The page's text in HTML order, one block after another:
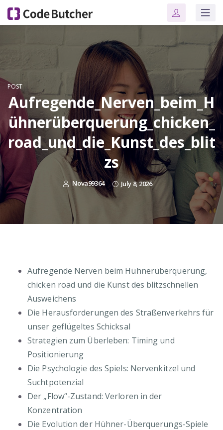
POST
Aufregende_Nerven_beim_H
ühnerüberquerung_chicken_
road_und_die_Kunst_des_blit
zs
Nova99364 July 8, 2026
Aufregende Nerven beim Hühnerüberquerung,
chicken road und die Kunst des blitzschnellen
Ausweichens
Die Herausforderungen des Straßenverkehrs für
unser geflügeltes Schicksal
Strategien zum Überleben: Timing und
Positionierung
Die Psychologie des Spiels: Nervenkitzel und
Suchtpotenzial
Der „Flow“-Zustand: Verloren in der
Konzentration
Die Evolution der Hühner-Überquerungs-Spiele